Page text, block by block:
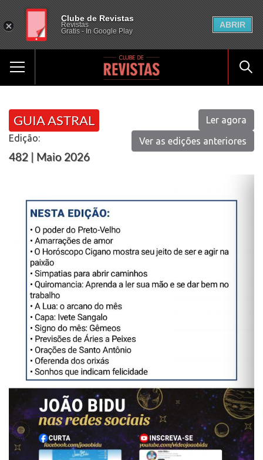
GUIA ASTRAL
Edição:
482 | Maio 2026
Ler agora
Ver as edições anteriores
Clube de Revistas
Revistas
Gratis - In Google Play
ABRIR